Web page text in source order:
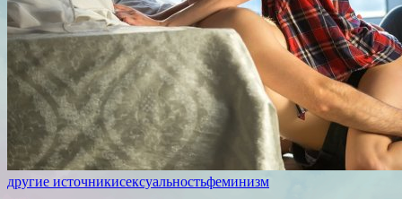
другие источникисексуальностьфеминизм